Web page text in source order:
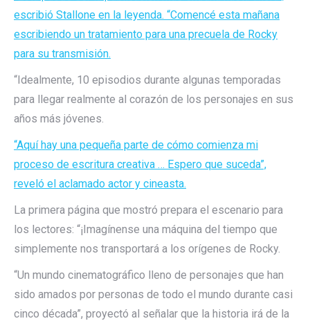
escribió Stallone en la leyenda. “Comencé esta mañana
escribiendo un tratamiento para una precuela de Rocky
para su transmisión.
“Idealmente, 10 episodios durante algunas temporadas
para llegar realmente al corazón de los personajes en sus
años más jóvenes.
“Aquí hay una pequeña parte de cómo comienza mi
proceso de escritura creativa … Espero que suceda”,
reveló el aclamado actor y cineasta.
La primera página que mostró prepara el escenario para
los lectores: “¡Imagínense una máquina del tiempo que
simplemente nos transportará a los orígenes de Rocky.
“Un mundo cinematográfico lleno de personajes que han
sido amados por personas de todo el mundo durante casi
cinco década”, proyectó al señalar que la historia irá de la